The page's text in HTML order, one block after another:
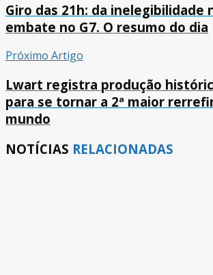
Giro das 21h: da inelegibilidade
embate no G7. O resumo do dia
Próximo Artigo
Lwart registra produção
para se tornar a 2ª maior
mundo
NOTÍCIAS RELACIONADAS